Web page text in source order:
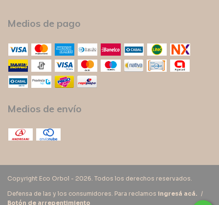
Medios de pago
Medios de envío
Copyright Eco Orbol - 2026. Todos los derechos reservados.
Defensa de las y los consumidores. Para reclamos ingresá acá. /
Botón de arrepentimiento